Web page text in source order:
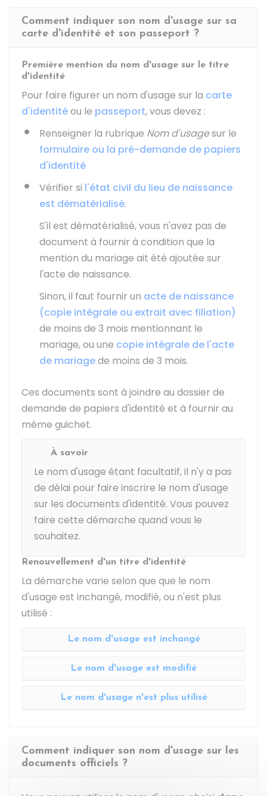
Comment indiquer son nom d'usage sur sa
carte d'identité et son passeport ?
Première mention du nom d'usage sur le titre
d'identité
Pour faire figurer un nom d'usage sur la carte
d'identitéou le passeport, vous devez :
Renseigner la rubrique Nom d'usagesur le
formulaire ou la pré-demande de papiers
d'identité
Vérifier si l'état civil du lieu de naissance
est dématérialisé.
S'il est dématérialisé, vous n'avez pas de
document à fournir à condition que la
mention du mariage ait été ajoutée sur
l'acte de naissance.
Sinon, il faut fournir un acte de naissance
(copie intégrale ou extrait avec filiation)
de moins de 3 mois mentionnant le
mariage, ou une copie intégrale de l'acte
de mariagede moins de 3 mois.
Ces documents sont à joindre au dossier de
demande de papiers d'identité et à fournir au
même guichet.
À savoir
Le nom d'usage étant facultatif, il n'y a pas
de délai pour faire inscrire le nom d'usage
sur les documents d'identité. Vous pouvez
faire cette démarche quand vous le
souhaitez.
Renouvellement d'un titre d'identité
La démarche varie selon que que le nom
d'usage est inchangé, modifié, ou n'est plus
utilisé :
Le nom d'usage est inchangé
Le nom d'usage est modifié
Le nom d'usage n'est plus utilisé
Comment indiquer son nom d'usage sur les
documents officiels ?